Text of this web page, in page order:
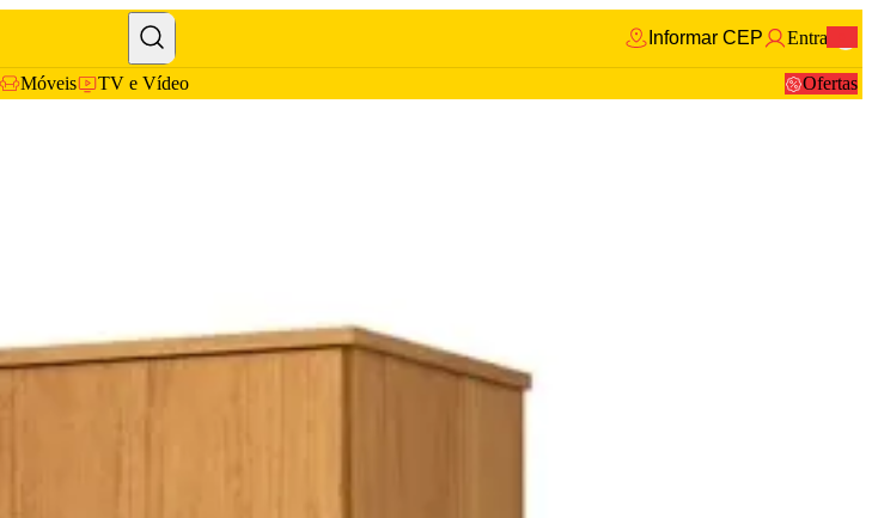
Informar CEP Entrar
Móveis TV e Vídeo Ofertas